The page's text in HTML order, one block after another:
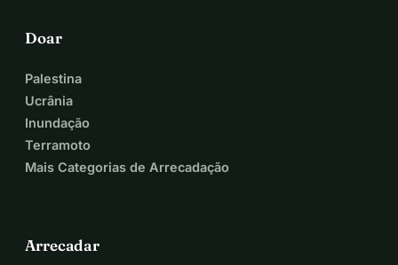
Doar
Palestina
Ucrânia
Inundação
Terramoto
Mais Categorias de Arrecadação
Arrecadar